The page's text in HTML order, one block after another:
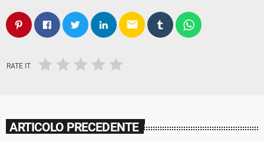
email
RATE IT
ARTICOLO PRECEDENTE